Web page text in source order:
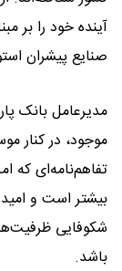
آینده خود را بر
صنایع پیشران
مدیرعامل بانک
موجود، در کنار
تفاهم‌نامه‌ای که
بیشتر است و
شکوفایی
باشد.